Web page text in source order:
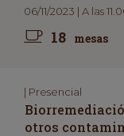
06/11/2023 | A las
18 mesas
| Presencial
otros